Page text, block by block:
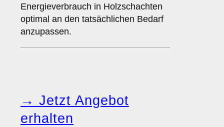
Energieverbrauch in Holzschachten
optimal an den tatsächlichen Bedarf
anzupassen.
→ Jetzt Angebot
erhalten